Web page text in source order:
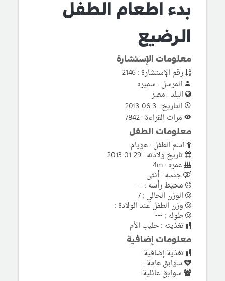
بدء اطعام الطفل
الرضيع
معلومات الإستشارة
رقم الإستشارة : 2146
المرسل : سميره
البلد : مصر
التاريخ : 3-06-2013
مرات القراءة : 7842
معلومات الطفل
اسم الطفل : هويام
تاريخ ولادته : 29-01-2013
عمره : 4m
جنسه : أنثى
محيط رأسه : ---
الوزن الحالي : 7
وزن الطفل عند الولادة :
طوله : ---
تغذيته : حليب الأم
معلومات إضافية
تغذية إضافية :
سوابق هامة :
سوابق عائلية :